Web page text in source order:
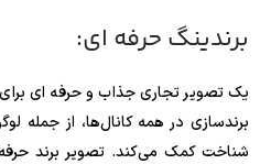
برندینگ حرفه ای:
یک تصویر تجاری جذاب و حرفه ای
برندسازی در همه کانال‌ها، از جمله
شناخت کمک می‌کند. تصویر برند